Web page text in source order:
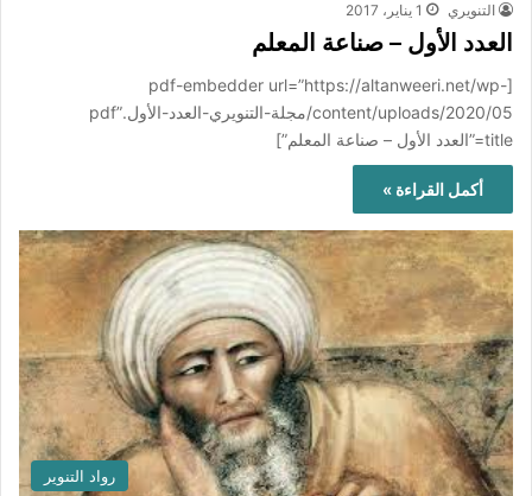
التنويري 1 يناير، 2017
العدد الأول – صناعة المعلم
[pdf-embedder url=”https://altanweeri.net/wp-
content/uploads/2020/05/مجلة-التنويري-العدد-الأول.pdf”
title=”العدد الأول – صناعة المعلم”]
أكمل القراءة »
رواد التنوير